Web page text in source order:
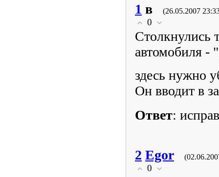
1 в (26.05.2007
0
Столкнулись
автомобиля -
здесь нужно
Он вводит в
Ответ:
2 Egor
0